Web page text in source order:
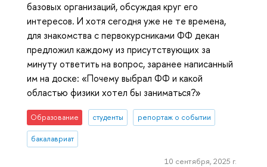
базовых организаций, обсуждая круг его
интересов. И хотя сегодня уже не те времена,
для знакомства с первокурсниками ФФ декан
предложил каждому из присутствующих за
минуту ответить на вопрос, заранее написанный
им на доске: «Почему выбрал ФФ и какой
областью физики хотел бы заниматься?»
Образование студенты репортаж о событии
бакалавриат
10 сентября, 2025 г.